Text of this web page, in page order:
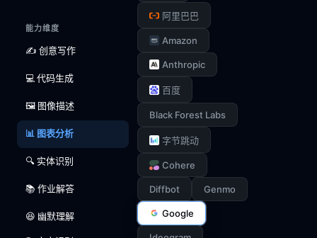
能力维度
✍️ 创意写作
💻 代码生成
🖼️ 图像描述
📊 图表分析
🔍 实体识别
📚 作业解答
😆 幽默理解
阿里巴巴
Amazon
Anthropic
百度
Black Forest Labs
字节跳动
Cohere
Diffbot Genmo
Google